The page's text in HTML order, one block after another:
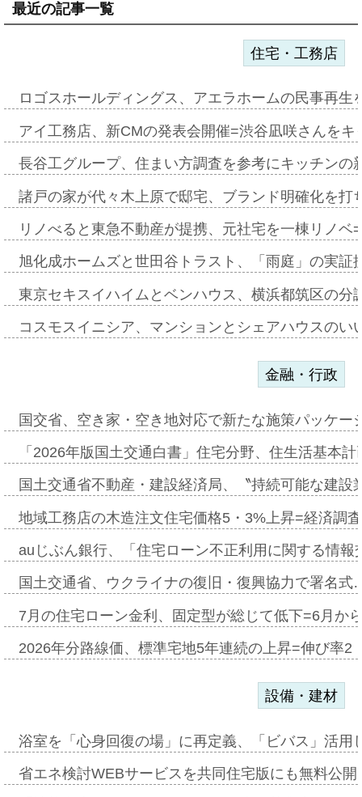
最近の記事一覧
住宅・工務店
ロゴスホールディングス、アエラホームの民事再
アイ工務店、新CMの発表会開催=渋谷凪咲さんを
長谷工グループ、住まい方調査を参考にキッチン
諸戸の家が代々木上原で邸宅、ブランド明確化を
リノべると東急不動産が提携、元社宅を一棟リノ
旭化成ホームズと世田谷トラスト、「雨庭」の実
東京セキスイハイムとベンハウス、横浜都筑区の
コスモスイニシア、マンションとシェアハウスの
金融・行政
国交省、空き家・空き地対応で新たな施策パッケ
「2026年版国土交通白書」住宅分野、住生活基本
国土交通省不動産・建設経済局、〝持続可能な建
地域工務店の木造注文住宅価格5・3%上昇=経済調
auじぶん銀行、「住宅ローン不正利用に関する情
国土交通省、ウクライナの復旧・復興協力で署名
7月の住宅ローン金利、固定型が総じて低下=6月か
2026年分路線価、標準宅地5年連続の上昇=伸び率
設備・建材
浴室を「心身回復の場」に再定義、「ビバス」活
省エネ検討WEBサービスを共同住宅版にも無料公